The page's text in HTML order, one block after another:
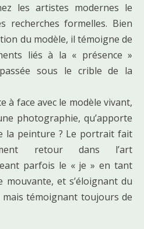
les artistes modernes le
recherches formelles. Bien
du modèle, il témoigne de
liés à la « présence »
sous le crible de la
à face avec le modèle vivant,
photographie, qu’apporte
la peinture ? Le portrait fait
retour dans l’art
parfois le « je » en tant
mouvante, et s’éloignant du
mais témoignant toujours de